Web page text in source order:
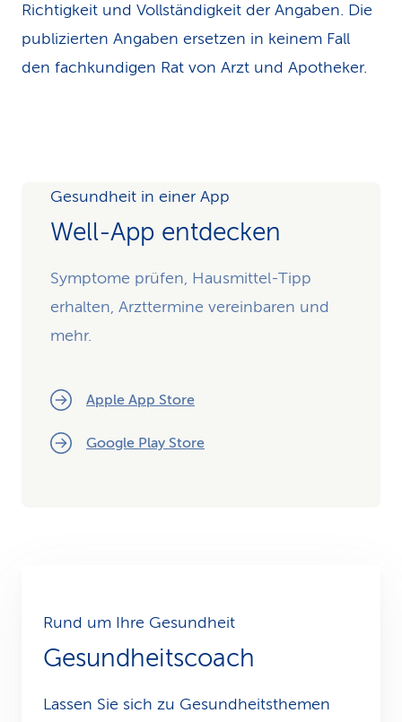
Richtigkeit und Vollständigkeit der Angaben. Die
publizierten Angaben ersetzen in keinem Fall
den fachkundigen Rat von Arzt und Apotheker.
Gesundheit in einer App
Well-App entdecken
Symptome prüfen, Hausmittel-Tipp
erhalten, Arzttermine vereinbaren und
mehr.
Apple App Store
Google Play Store
Rund um Ihre Gesundheit
Gesundheitscoach
Lassen Sie sich zu Gesundheits­themen